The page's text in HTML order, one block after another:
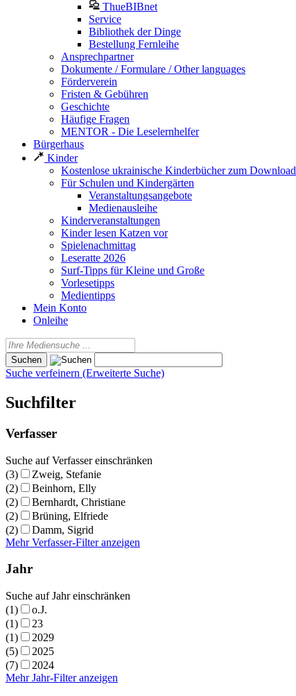
ThueBIBnet
Service
Bibliothek der Dinge
Bestellung Fernleihe
Ansprechpartner
Dokumente / Formulare / Other languages
Förderverein
Fristen & Gebühren
Geschichte
Häufige Fragen
MENTOR - Die Leselernhelfer
Bürgerhaus
Kinder
Kostenlose ukrainische Kinderbücher zum Download
Für Schulen und Kindergärten
Veranstaltungsangebote
Medienausleihe
Kinderveranstaltungen
Kinder lesen Katzen vor
Spielenachmittag
Leseratte 2026
Surf-Tipps für Kleine und Große
Vorlesetipps
Medientipps
Mein Konto
Onleihe
Suche verfeinern (Erweiterte Suche)
Suchfilter
Verfasser
Suche auf Verfasser einschränken
(3)
Zweig, Stefanie
(2)
Beinhorn, Elly
(2)
Bernhardt, Christiane
(2)
Brüning, Elfriede
(2)
Damm, Sigrid
Mehr Verfasser-Filter anzeigen
Jahr
Suche auf Jahr einschränken
(1)
o.J.
(1)
23
(1)
2029
(5)
2025
(7)
2024
Mehr Jahr-Filter anzeigen